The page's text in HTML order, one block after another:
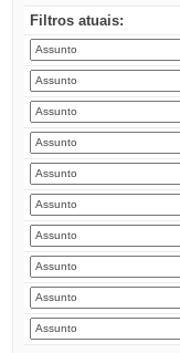
Filtros atuais: